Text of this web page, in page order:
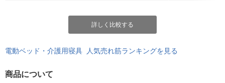
詳しく比較する
電動ベッド・介護用寝具 人気売れ筋ランキングを見る
商品について